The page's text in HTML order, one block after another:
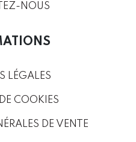
NOUS
LÉGALES
COOKIES
DE VENTE